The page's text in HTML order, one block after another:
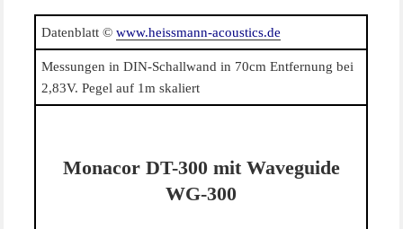
Datenblatt ©www.heissmann-acoustics.de
Messungen in DIN-Schallwand in 70cm Entfernung bei
2,83V. Pegel auf 1m skaliert
Monacor DT-300 mit Waveguide
WG-300